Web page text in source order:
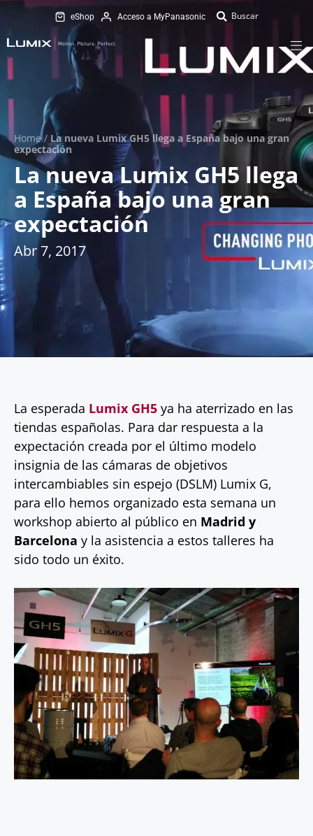
eShop Acceso a MyPanasonic
Home/ La nueva Lumix GH5 llega a España bajo una gran
expectación
La nueva Lumix GH5 llega
a España bajo una gran
expectación
Abr 7, 2017
La esperada Lumix GH5 ya ha aterrizado en las
tiendas españolas. Para dar respuesta a la
expectación creada por el último modelo
insignia de las cámaras de objetivos
intercambiables sin espejo (DSLM) Lumix G,
para ello hemos organizado esta semana un
workshop abierto al público en Madrid y
Barcelona y la asistencia a estos talleres ha
sido todo un éxito.